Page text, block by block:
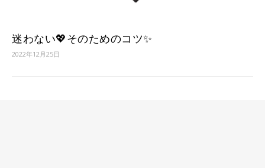
迷わない💖そのためのコツ✨
2022年12月25日